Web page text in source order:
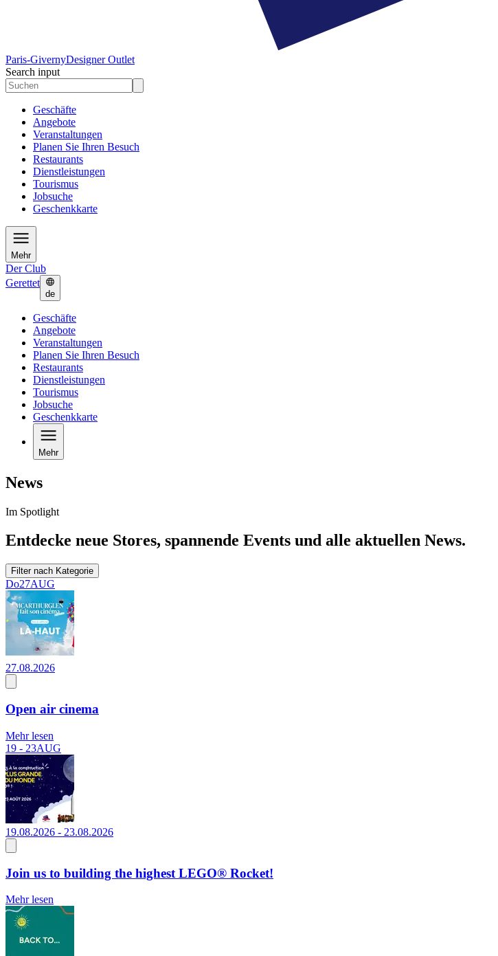
Paris-GivernyDesigner Outlet
Search input
Geschäfte
Angebote
Veranstaltungen
Planen Sie Ihren Besuch
Restaurants
Dienstleistungen
Tourismus
Jobsuche
Geschenkkarte
Mehr
Der Club
Gerettet
de
Geschäfte
Angebote
Veranstaltungen
Planen Sie Ihren Besuch
Restaurants
Dienstleistungen
Tourismus
Jobsuche
Geschenkkarte
Mehr
News
Im Spotlight
Entdecke neue Stores, spannende Events und alle aktuellen News.
Filter nach Kategorie
Do27AUG
27.08.2026
Open air cinema
Mehr lesen
19 - 23AUG
19.08.2026 - 23.08.2026
Join us to building the highest LEGO® Rocket!
Mehr lesen